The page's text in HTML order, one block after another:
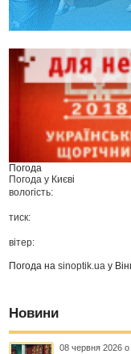
Погода
Погода у Києві
вологість:
тиск:
вітер:
Погода наsinoptik.ua у
Новини
08 червня 2026